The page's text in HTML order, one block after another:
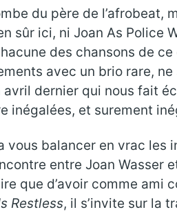
du père de l’afrobeat,
sûr ici, ni Joan As Police
des chansons de
avec un brio rare,
dernier qui nous fait
inégalées, et surement
vous balancer en vrac les
entre Joan Wasser
que d’avoir comme ami
Restless, il s’invite sur la